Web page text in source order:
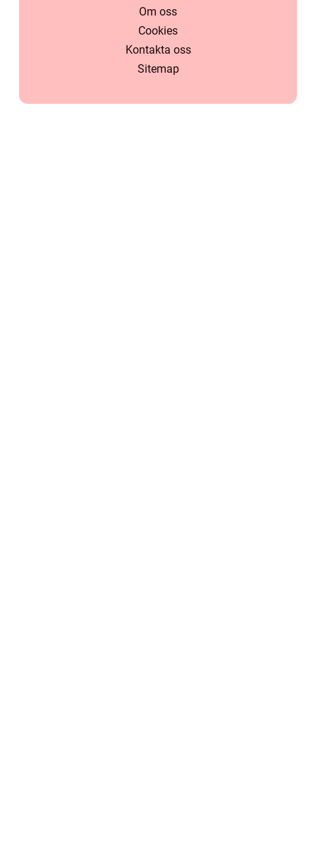
Om oss
Cookies
Kontakta oss
Sitemap